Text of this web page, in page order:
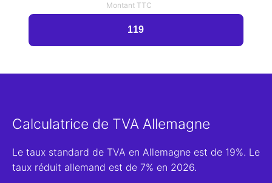
Calculatrice de TVA Allemagne
Le taux standard de TVA en Allemagne est de 19%. Le
taux réduit allemand est de 7% en 2026.
Montant TTC